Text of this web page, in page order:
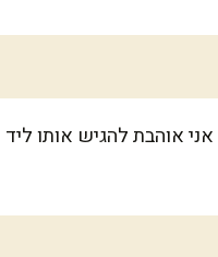
כי זה ממכר. אני אוהבת להגיש אותו ליד